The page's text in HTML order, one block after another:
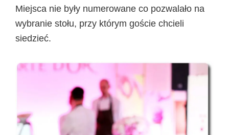
Miejsca nie były numerowane co pozwalało na
wybranie stołu, przy którym goście chcieli
siedzieć.